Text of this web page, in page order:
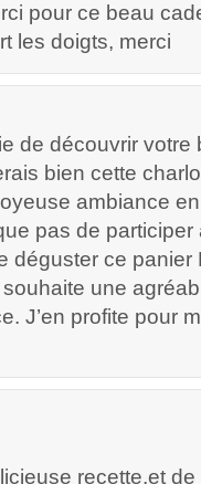
pour ce beau
les doigts, merci
de découvrir votre
bien cette
ambiance en
pas de participer
déguster ce
une
J’en profite pour
recette,et